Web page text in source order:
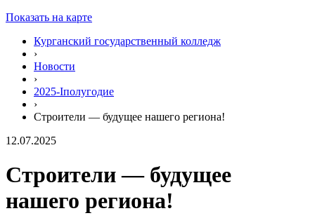
Показать на карте
Курганский государственный колледж
›
Новости
›
2025-Iполугодие
›
Строители — будущее нашего региона!
12.07.2025
Строители — будущее
нашего региона!